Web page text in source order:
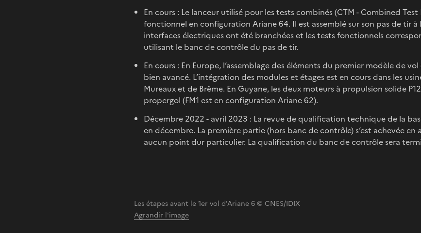
En cours : Le lanceur utilisé pour les tests combinés (CTM - Combined
fonctionnel en configuration Ariane 64. Il est assemblé sur son pas de tir à
interfaces électriques ont été branchées et les tests fonctionnels
utilisant le banc de contrôle du pas de tir.
En cours : En Europe, l’assemblage des éléments du premier modèle de vol
bien avancé. L’intégration des modules et étages est en cours dans les
Mureaux et de Brême. En Guyane, les deux moteurs à propulsion solide
propergol (FM1 est en configuration Ariane 62).
Décembre 2022 - avril 2023 : La revue de qualification technique de la
en décembre. La première partie (hors banc de contrôle) s’est achevée en
aucun point dur particulier. La qualification du banc de contrôle sera
Les étapes avant le 1er vol d'Ariane 6 © CNES/IDIX
Agrandir l'image